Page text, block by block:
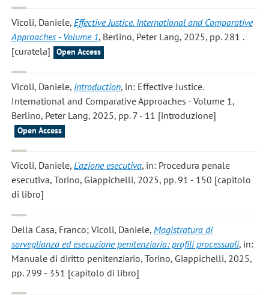
Vicoli, Daniele, Effective Justice. International and Comparative
Approaches - Volume 1, Berlino, Peter Lang, 2025, pp. 281 .
[curatela]
Open Access
Vicoli, Daniele, Introduction, in: Effective Justice.
International and Comparative Approaches - Volume 1,
Berlino, Peter Lang, 2025, pp. 7 - 11 [introduzione]
Open Access
Vicoli, Daniele, L'azione esecutiva, in: Procedura penale
esecutiva, Torino, Giappichelli, 2025, pp. 91 - 150 [capitolo
di libro]
Della Casa, Franco; Vicoli, Daniele, Magistratura di
sorveglianza ed esecuzione penitenziaria: profili processuali, in:
Manuale di diritto penitenziario, Torino, Giappichelli, 2025,
pp. 299 - 351 [capitolo di libro]